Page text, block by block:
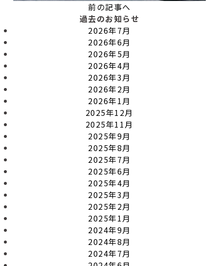
前の記事へ
過去のお知らせ
2026年7月
2026年6月
2026年5月
2026年4月
2026年3月
2026年2月
2026年1月
2025年12月
2025年11月
2025年9月
2025年8月
2025年7月
2025年6月
2025年4月
2025年3月
2025年2月
2025年1月
2024年9月
2024年8月
2024年7月